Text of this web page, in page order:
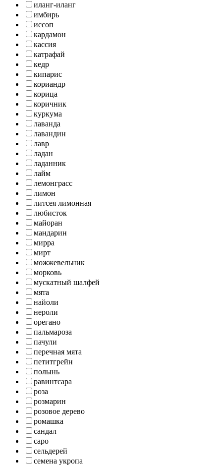
иланг-иланг
имбирь
иссоп
кардамон
кассия
катрафай
кедр
кипарис
кориандр
корица
коричник
куркума
лаванда
лавандин
лавр
ладан
ладанник
лайм
лемонграсс
лимон
литсея лимонная
любисток
майоран
мандарин
мирра
мирт
можжевельник
морковь
мускатный шалфей
мята
найоли
нероли
орегано
пальмароза
пачули
перечная мята
петитгрейн
полынь
равинтсара
роза
розмарин
розовое дерево
ромашка
сандал
саро
сельдерей
семена укропа